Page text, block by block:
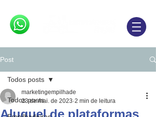
Post
Todos posts
Todos posts
Aluguel de plataformas
marketingempilhade
23 de mai. de 2023 2 min de leitura